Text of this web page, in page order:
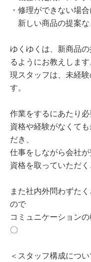
・修理ができない場合
新しい商品の提案な
ゆくゆくは、新商品
るようにお教えします
現スタッフは、未経
す。
作業をするにあたり必
資格や経験がなくて
だき、
仕事をしながら会社
資格を取っていただく
また社内外問わずた
ので
コミュニケーション
〇
＜スタッフ構成につい